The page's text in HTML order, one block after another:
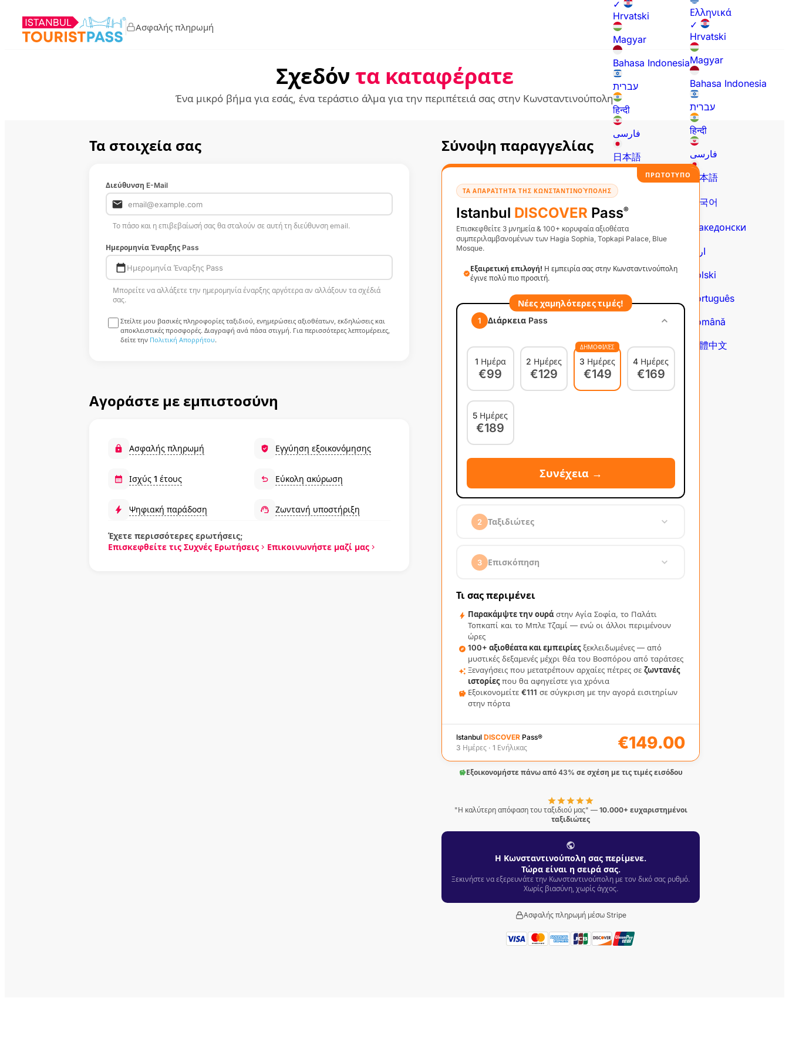
Ασφαλής πληρωμή
✓
Hrvatski
Magyar
Bahasa Indonesia
עברית
हिन्दी
فارسی
日本語
한국어
Македонски
اردو
Română
Ελληνικά
✓
Hrvatski
Magyar
Bahasa Indonesia
עברית
हिन्दी
فارسی
日本語
한국어
Македонски
اردو
Polski
Português
Română
繁體中文
Σχεδόν τα καταφέρατε
Ένα μικρό βήμα για εσάς, ένα τεράστιο άλμα για την περιπέτειά σας στην Κωνσταντινούπολη
Τα στοιχεία σας
Διεύθυνση E-Mail
Το πάσο και η επιβεβαίωσή σας θα σταλούν σε αυτή τη διεύθυνση email.
Ημερομηνία Έναρξης Pass
Ημερομηνία Έναρξης Pass
Μπορείτε να αλλάξετε την ημερομηνία έναρξης αργότερα αν αλλάξουν τα σχέδιά
σας.
Στείλτε μου βασικές πληροφορίες ταξιδιού, ενημερώσεις αξιοθέατων, εκδηλώσεις και
αποκλειστικές προσφορές. Διαγραφή ανά πάσα στιγμή. Για περισσότερες λεπτομέρειες,
δείτε την Πολιτική Απορρήτου.
Σύνοψη παραγγελίας
ΠΡΩΤΟΤΥΠΟ
ΤΑ ΑΠΑΡΑΊΤΗΤΑ ΤΗΣ ΚΩΝΣΤΑΝΤΙΝΟΎΠΟΛΗΣ
Istanbul DISCOVER Pass®
Επισκεφθείτε 3 μνημεία & 100+ κορυφαία αξιοθέατα
συμπεριλαμβανομένων των Hagia Sophia, Topkapi Palace, Blue
Mosque.
Εξαιρετική επιλογή! Η εμπειρία σας στην Κωνσταντινούπολη
έγινε πολύ πιο προσιτή.
Νέες χαμηλότερες τιμές!
1 Διάρκεια Pass
1 Ημέρα
€99
2 Ημέρες
€129
ΔΗΜΟΦΙΛΈΣ
3 Ημέρες
€149
4 Ημέρες
€169
5 Ημέρες
€189
Συνέχεια →
2 Ταξιδιώτες
Ενήλικας
€149.00 / άτομο
(5-12)
€139.00 / άτομο
Συνέχεια →
3 Επισκόπηση
Σύνολο Παραγγελίας €149.00
Τι σας περιμένει
Παρακάμψτε την ουρά στην Αγία Σοφία, το Παλάτι
Τοπκαπί και το Μπλε Τζαμί — ενώ οι άλλοι περιμένουν
ώρες
100+ αξιοθέατα και εμπειρίεςξεκλειδωμένες — από
μυστικές δεξαμενές μέχρι θέα του Βοσπόρου από ταράτσες
Ξεναγήσεις που μετατρέπουν αρχαίες πέτρες σε ζωντανές
ιστορίεςπου θα αφηγείστε για χρόνια
Εξοικονομείτε €111 σε σύγκριση με την αγορά εισιτηρίων
στην πόρτα
Istanbul DISCOVER Pass®
3 Ημέρες · 1 Ενήλικας
€149.00
Εξοικονομήστε πάνω από 43% σε σχέση με τις τιμές εισόδου
"Η καλύτερη απόφαση του ταξιδιού μας" — 10.000+ ευχαριστημένοι
ταξιδιώτες
Η Κωνσταντινούπολη σας περίμενε.
Τώρα είναι η σειρά σας.
Ξεκινήστε να εξερευνάτε την Κωνσταντινούπολη με τον δικό σας ρυθμό.
Χωρίς βιασύνη, χωρίς άγχος.
Ασφαλής πληρωμή μέσω Stripe
Αγοράστε με εμπιστοσύνη
Ασφαλής πληρωμή Εγγύηση εξοικονόμησης
Ισχύς 1 έτους Εύκολη ακύρωση
Ψηφιακή παράδοση Ζωντανή υποστήριξη
Έχετε περισσότερες ερωτήσεις;
Επισκεφθείτε τις Συχνές Ερωτήσεις
Επικοινωνήστε μαζί μας